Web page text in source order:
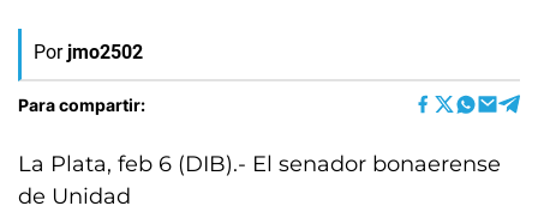
Por jmo2502
Para compartir:
La Plata, feb 6 (DIB).- El senador bonaerense
de Unidad